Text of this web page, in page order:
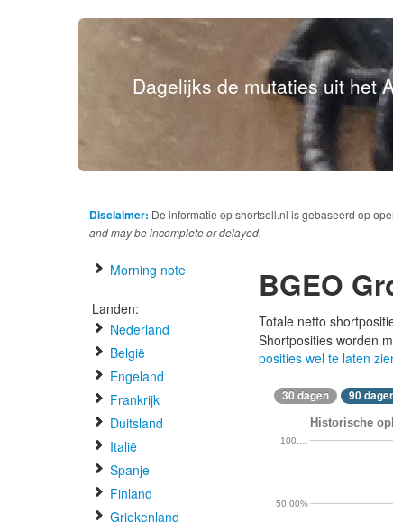
Dagelijks de mutaties uit het
Disclaimer: De informatie op shortsell.nl is gebaseerd op
and may be incomplete or delayed.
Morning note
Landen:
Nederland
België
Engeland
Frankrijk
Duitsland
Italië
Spanje
Finland
Griekenland
BGEO
Totale netto
Shortposities worden
posities wel te laten
30 dagen 90
Historische
50.00%
100.…